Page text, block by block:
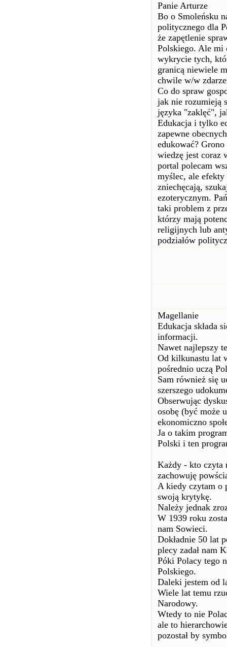
Panie Arturze
Bo o Smoleńsku
politycznego dla
że zapętlenie
Polskiego. Ale mi
wykrycie tych,
granicą niewiele
chwile w/w
Co do spraw
jak nie rozumieją
języka "zaklęć",
Edukacja i tylko
zapewne
edukować?
wiedzę jest coraz
portal polecam
myślec, ale efekty
zniechęcają,
ezoterycznym.
taki problem z
którzy mają
religijnych lub
podziałów
Magellanie
Edukacja składa
informacji.
Nawet najlepszy
Od kilkunastu lat
pośrednio uczą
Sam również się
szerszego
Obserwując
osobę (być może
ekonomiczno
Ja o takim
Polski i ten
Każdy - kto czyta
zachowuję
A kiedy czytam o
swoją krytykę.
Należy jednak
W 1939 roku
nam Sowieci.
Dokładnie 50 lat
plecy zadał nam
Póki Polacy tego
Polskiego.
Daleki jestem od
Wiele lat temu
Narodowy.
Wtedy to nie
ale to
pozostał by